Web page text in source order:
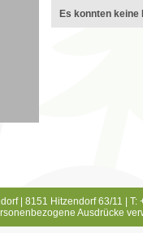
Es konnten keine
| 8151 Hitzendorf 63/11 |
Ausdrücke